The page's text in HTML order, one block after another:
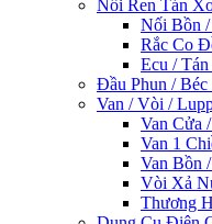
Nối Ren Tán
Nối Bồn
Rắc Co
Ecu /
Đầu Phun /
Van / Vòi /
Van Cửa
Van 1
Van Bồn
Vòi Xả
Thương